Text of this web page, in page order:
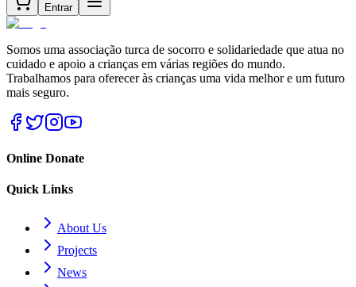
Entrar
Somos uma associação turca de socorro e solidariedade que atua no
cuidado e apoio a crianças em várias regiões do mundo.
Trabalhamos para oferecer às crianças uma vida melhor e um futuro
mais seguro.
Online Donate
Quick Links
About Us
Projects
News